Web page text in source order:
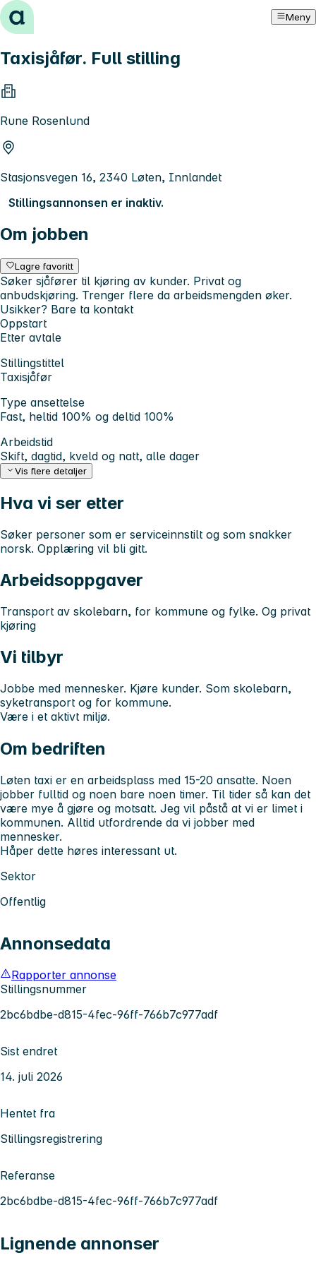
Hopp til innhold Meny
Taxisjåfør. Full stilling
Rune Rosenlund
Stasjonsvegen 16, 2340 Løten, Innlandet
Stillingsannonsen er inaktiv.
Om jobben
Lagre favoritt
Søker sjåfører til kjøring av kunder. Privat og
anbudskjøring. Trenger flere da arbeidsmengden øker.
Usikker? Bare ta kontakt
Oppstart
Etter avtale
Stillingstittel
Taxisjåfør
Type ansettelse
Fast, heltid 100% og deltid 100%
Arbeidstid
Skift, dagtid, kveld og natt, alle dager
Vis flere detaljer
Hva vi ser etter
Søker personer som er serviceinnstilt og som snakker
norsk. Opplæring vil bli gitt.
Arbeidsoppgaver
Transport av skolebarn, for kommune og fylke. Og privat
kjøring
Vi tilbyr
Jobbe med mennesker. Kjøre kunder. Som skolebarn,
syketransport og for kommune.
Være i et aktivt miljø.
Om bedriften
Løten taxi er en arbeidsplass med 15-20 ansatte. Noen
jobber fulltid og noen bare noen timer. Til tider så kan det
være mye å gjøre og motsatt. Jeg vil påstå at vi er limet i
kommunen. Alltid utfordrende da vi jobber med
mennesker.
Håper dette høres interessant ut.
Sektor
Offentlig
Annonsedata
Rapporter annonse
Stillingsnummer
2bc6bdbe-d815-4fec-96ff-766b7c977adf
Sist endret
14. juli 2026
Hentet fra
Stillingsregistrering
Referanse
2bc6bdbe-d815-4fec-96ff-766b7c977adf
Lignende annonser